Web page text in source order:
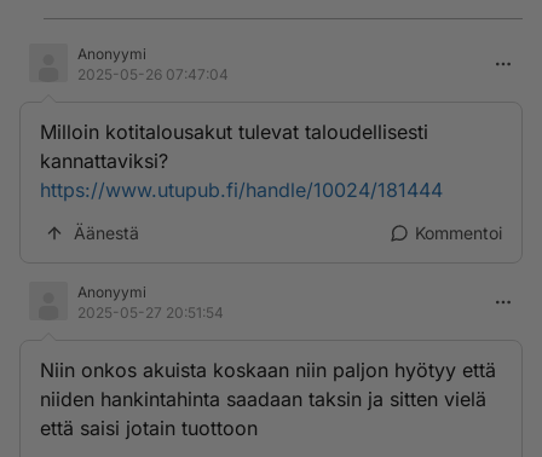
Anonyymi
2025-05-26 07:47:04
Milloin kotitalousakut tulevat taloudellisesti
kannattaviksi?
https://www.utupub.fi/handle/10024/181444
Äänestä Kommentoi
Anonyymi
2025-05-27 20:51:54
Niin onkos akuista koskaan niin paljon hyötyy että
niiden hankintahinta saadaan taksin ja sitten vielä
että saisi jotain tuottoon